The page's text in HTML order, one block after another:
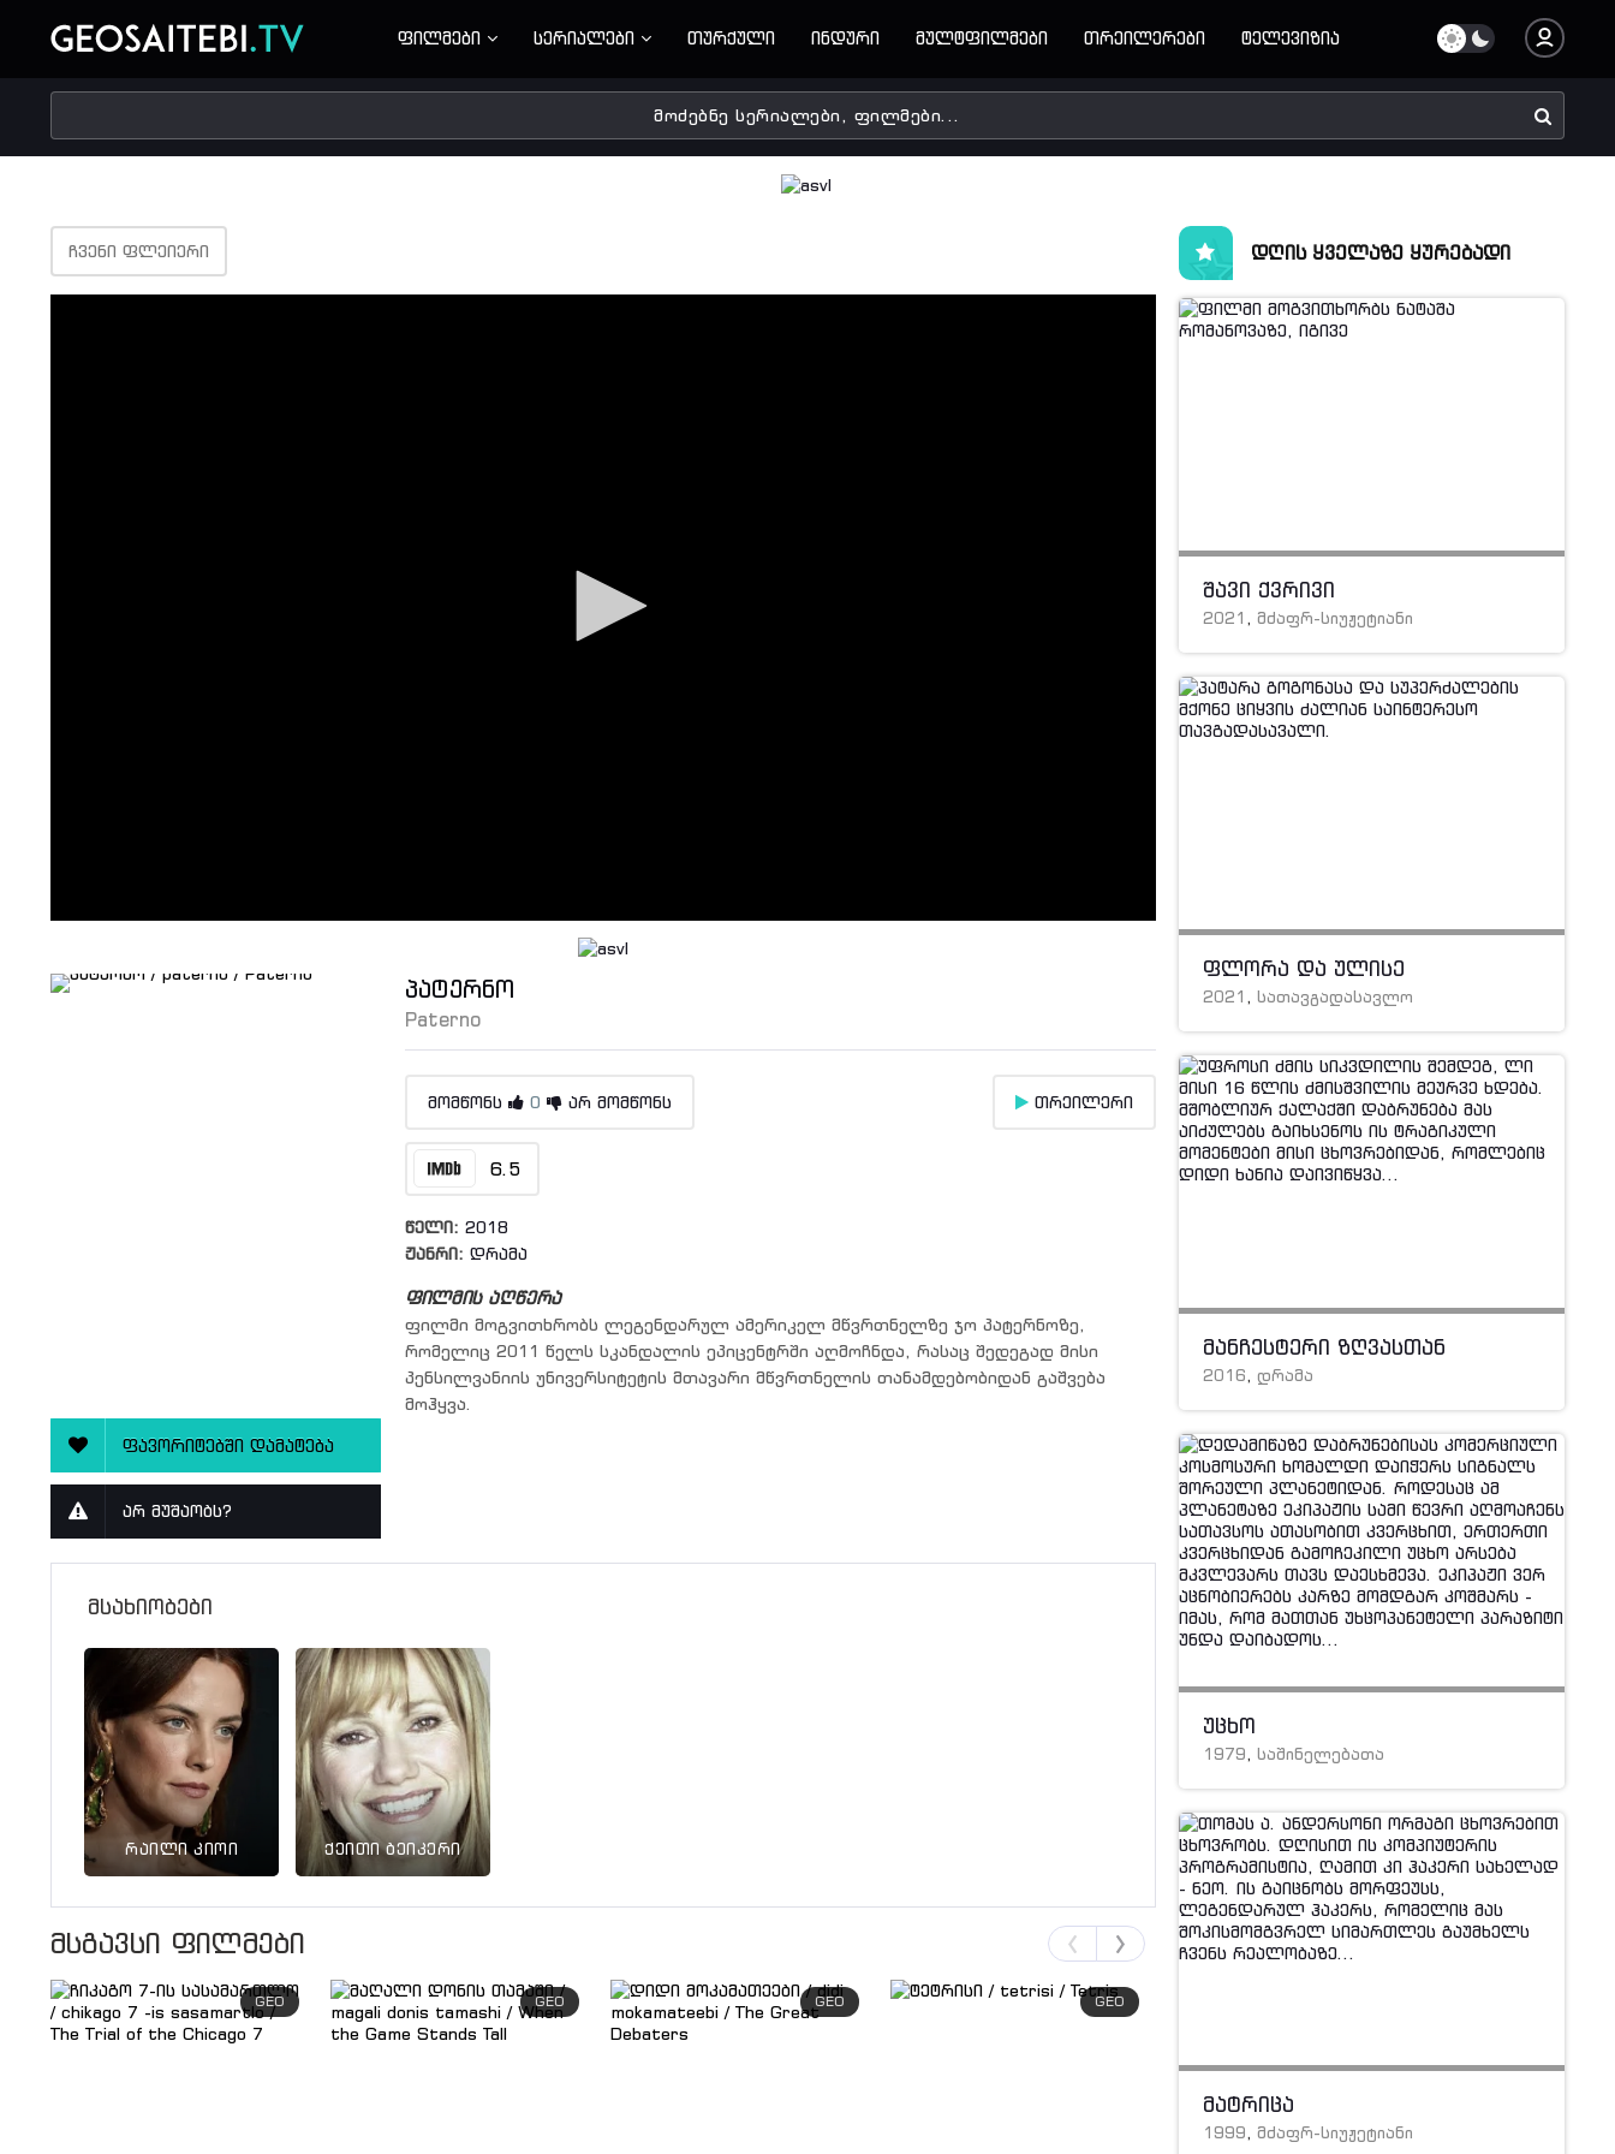
ფილმები სერიალები თურქული ინდური მულტფილმები თრეილერები ტელევიზია
ᲩᲕᲔᲜᲘ ᲤᲚᲔᲘᲔᲠᲘ
ფავორიტებში დამატება
არ მუშაობს?
პატერნო
Paterno
მომწონს 0 არ მომწონს თრეილერი
6.5
წელი: 2018
ჟანრი: დრამა
ფილმის აღწერა
ფილმი მოგვითხრობს ლეგენდარულ ამერიკელ მწვრთნელზე ჯო პატერნოზე,
რომელიც 2011 წელს სკანდალის ეპიცენტრში აღმოჩნდა, რასაც შედეგად მისი
პენსილვანიის უნივერსიტეტის მთავარი მწვრთნელის თანამდებობიდან გაშვება
მოჰყვა.
მსახიობები
რაილი კიოი ქეითი ბეიკერი
მსგავსი ფილმები
GEO GEO GEO GEO
დღის ყველაზე ყურებადი
შავი ქვრივი
2021 , მძაფრ-სიუჟეტიანი
ფლორა და ულისე
2021 , სათავგადასავლო
მანჩესტერი ზღვასთან
2016, დრამა
უცხო
1979, საშინელებათა
მატრიცა
1999, მძაფრ-სიუჟეტიანი